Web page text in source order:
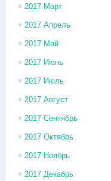
2017 Март
2017 Апрель
2017 Май
2017 Июнь
2017 Июль
2017 Август
2017 Сентябрь
2017 Октябрь
2017 Ноябрь
2017 Декабрь